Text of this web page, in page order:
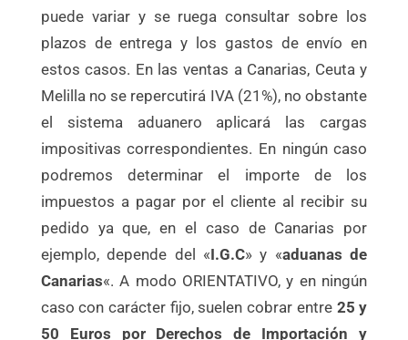
puede variar y se ruega consultar sobre los
plazos de entrega y los gastos de envío en
estos casos. En las ventas a Canarias, Ceuta y
Melilla no se repercutirá IVA (21%), no obstante
el sistema aduanero aplicará las cargas
impositivas correspondientes. En ningún caso
podremos determinar el importe de los
impuestos a pagar por el cliente al recibir su
pedido ya que, en el caso de Canarias por
ejemplo, depende del «I.G.C» y «aduanas de
Canarias«. A modo ORIENTATIVO, y en ningún
caso con carácter fijo, suelen cobrar entre 25 y
50 Euros por Derechos de Importación y